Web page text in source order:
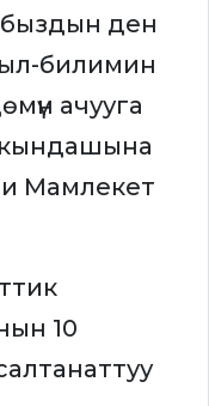
ден
билимин
ачууга
Мамлекет
10